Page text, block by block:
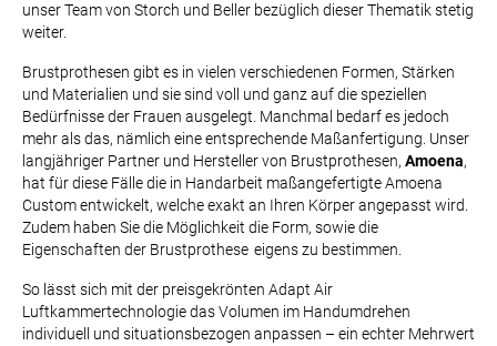
unser Team von Storch und Beller bezüglich dieser Thematik stetig
weiter.
Brustprothesen gibt es in vielen verschiedenen Formen, Stärken
und Materialien und sie sind voll und ganz auf die speziellen
Bedürfnisse der Frauen ausgelegt. Manchmal bedarf es jedoch
mehr als das, nämlich eine entsprechende Maßanfertigung. Unser
langjähriger Partner und Hersteller von Brustprothesen, Amoena,
hat für diese Fälle die in Handarbeit maßangefertigteAmoena
Customentwickelt, welche exakt an Ihren Körper angepasst wird.
Zudem haben Sie die Möglichkeit die Form, sowie die
Eigenschaften der Brustprothese eigens zu bestimmen.
So lässt sich mit der preisgekrönten Adapt Air
Luftkammertechnologiedas Volumen im Handumdrehen
individuell und situationsbezogen anpassen – ein echter Mehrwert